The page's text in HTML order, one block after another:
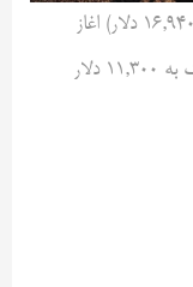
از ۱۲,۶۹۹ پوند (۱۶,۹۴۰ دلار) اغاز
می‌شود. برای قیاس، مدل Z900 SE در نزدیک به ۱۱,۳۰۰ دلار